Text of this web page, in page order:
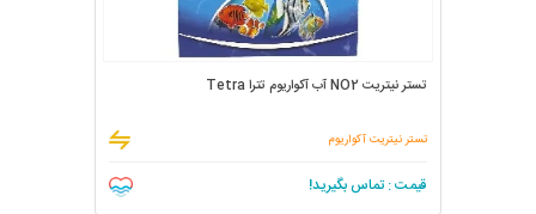
تستر نیتریت NO2 آب آکواریوم تترا Tetra
تستر نیتریت آکواریوم
قیمت : تماس بگیرید!